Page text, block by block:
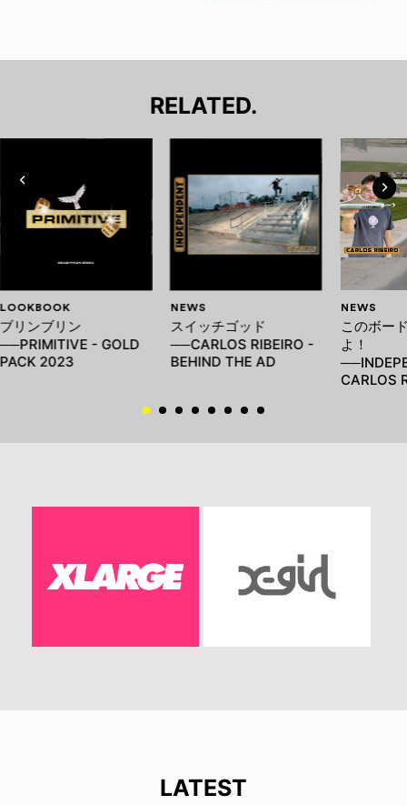
RELATED.
LOOKBOOK
ブリンブリン
──PRIMITIVE - GOLD
PACK 2023
NEWS
スイッチゴッド
──CARLOS RIBEIRO -
BEHIND THE AD
NEWS
このボー
よ！
CARLOS
LATEST